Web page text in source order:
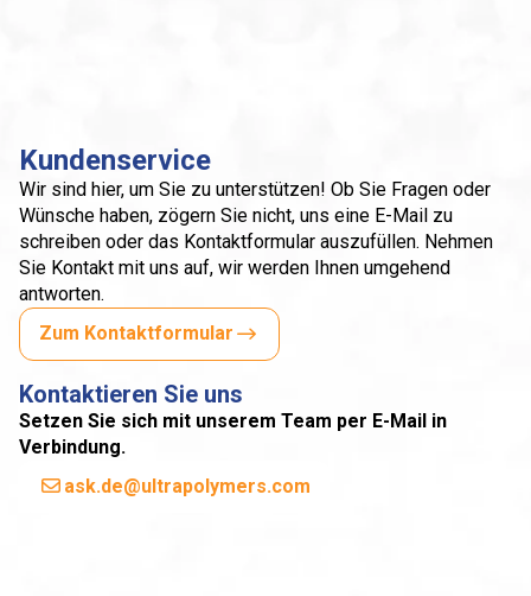
Kundenservice
Wir sind hier, um Sie zu unterstützen! Ob Sie Fragen oder
Wünsche haben, zögern Sie nicht, uns eine E-Mail zu
schreiben oder das Kontaktformular auszufüllen. Nehmen
Sie Kontakt mit uns auf, wir werden Ihnen umgehend
antworten.
Zum Kontaktformular
Kontaktieren Sie uns
Setzen Sie sich mit unserem Team per E-Mail in
Verbindung.
ask.de@ultrapolymers.com